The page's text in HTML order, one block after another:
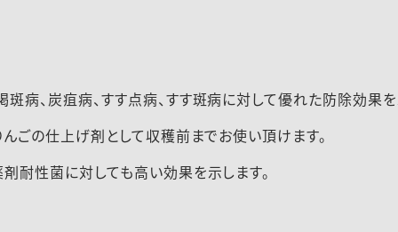
病、炭疽病、すす点病、すす斑病に対して優れた防除効果を
ごの仕上げ剤として収穫前までお使い頂けます。
耐性菌に対しても高い効果を示します。